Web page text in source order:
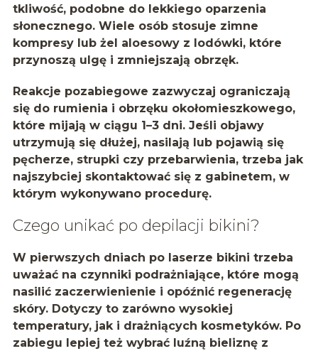
tkliwość, podobne do lekkiego oparzenia
słonecznego. Wiele osób stosuje zimne
kompresy lub żel aloesowy z lodówki, które
przynoszą ulgę i zmniejszają obrzęk.
Reakcje pozabiegowe zazwyczaj ograniczają
się do rumienia i obrzęku okołomieszkowego,
które mijają w ciągu 1–3 dni. Jeśli objawy
utrzymują się dłużej, nasilają lub pojawią się
pęcherze, strupki czy przebarwienia, trzeba jak
najszybciej skontaktować się z gabinetem, w
którym wykonywano procedurę.
Czego unikać po depilacji bikini?
W pierwszych dniach po laserze bikini trzeba
uważać na czynniki podrażniające, które mogą
nasilić zaczerwienienie i opóźnić regenerację
skóry. Dotyczy to zarówno wysokiej
temperatury, jak i drażniących kosmetyków. Po
zabiegu lepiej też wybrać luźną bieliznę z